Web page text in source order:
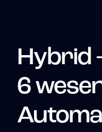
Hybrid
6